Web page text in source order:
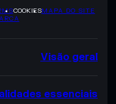
COOKIESMAPA DO SITE
Visão geral
essenciais